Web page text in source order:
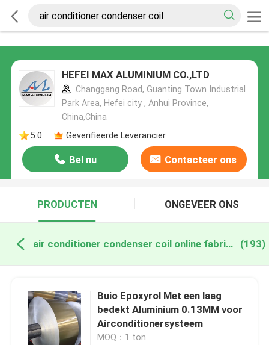
HEFEI MAX ALUMINIUM CO.,LTD
Changgang Road, Guanting Town Industrial
Park Area, Hefei city , Anhui Province,
China,China
5.0
Geverifieerde Leverancier
Bel nu Contacteer ons
PRODUCTEN ONGEVEER ONS
air conditioner condenser coil online fabricage (193)
Buio Epoxyrol Met een laag
bedekt Aluminium 0.13MM voor
Airconditionersysteem
MOQ：1 ton